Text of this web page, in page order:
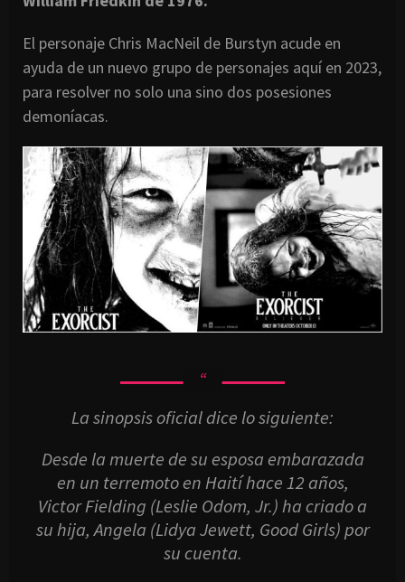
El personaje Chris MacNeil de Burstyn acude en
ayuda de un nuevo grupo de personajes aquí en 2023,
para resolver no solo una sino dos posesiones
demoníacas.
La sinopsis oficial dice lo siguiente:
Desde la muerte de su esposa embarazada
en un terremoto en Haití hace 12 años,
Victor Fielding (Leslie Odom, Jr.) ha criado a
su hija, Angela (Lidya Jewett, Good Girls) por
su cuenta.